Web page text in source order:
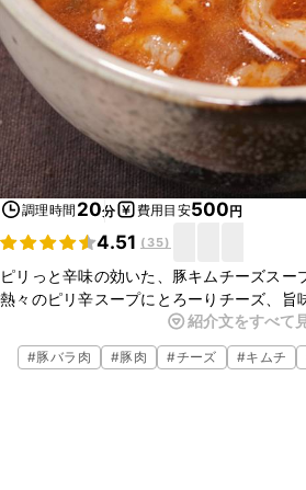
調理時間 20分 費用目安500円
4.51 ( 35)
ピリっと辛味の効いた、豚キムチーズスー
熱々のピリ辛スープにとろーりチーズ、旨
寒い日や、ごはんのお供にぴったりなので
紹介文をすべて
#豚バラ肉 #豚肉 #チーズ #キムチ